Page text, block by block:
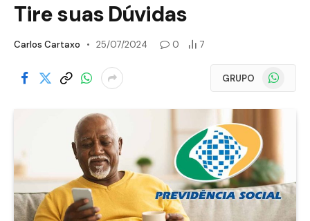
Tire suas Dúvidas
Carlos Cartaxo 25/07/2024 0 7
GRUPO WhatsApp